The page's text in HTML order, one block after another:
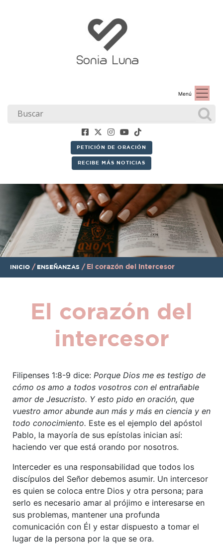
Menú
PETICIÓN DE ORACIÓN
RECIBE MÁS NOTICIAS
INICIO / ENSEÑANZAS / El corazón del intercesor
El corazón del
intercesor
Filipenses 1:8-9 dice: Porque Dios me es testigo de
cómo os amo a todos vosotros con el entrañable
amor de Jesucristo. Y esto pido en oración, que
vuestro amor abunde aun más y más en ciencia y en
todo conocimiento. Este es el ejemplo del apóstol
Pablo, la mayoría de sus epístolas inician así:
haciendo ver que está orando por nosotros.
Interceder es una responsabilidad que todos los
discípulos del Señor debemos asumir. Un intercesor
es quien se coloca entre Dios y otra persona; para
serlo es necesario amar al prójimo e interesarse en
sus problemas, mantener una profunda
comunicación con Él y estar dispuesto a tomar el
lugar de la persona por la que se ora.